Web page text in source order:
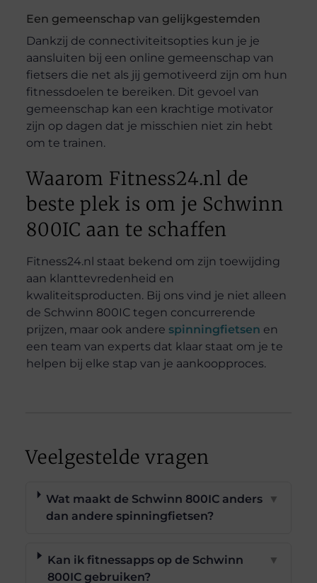
Een gemeenschap van gelijkgestemden
Dankzij de connectiviteitsopties kun je je
aansluiten bij een online gemeenschap van
fietsers die net als jij gemotiveerd zijn om hun
fitnessdoelen te bereiken. Dit gevoel van
gemeenschap kan een krachtige motivator
zijn op dagen dat je misschien niet zin hebt
om te trainen.
Waarom Fitness24.nl de
beste plek is om je Schwinn
800IC aan te schaffen
Fitness24.nl staat bekend om zijn toewijding
aan klanttevredenheid en
kwaliteitsproducten. Bij ons vind je niet alleen
de Schwinn 800IC tegen concurrerende
prijzen, maar ook andere spinningfietsen en
een team van experts dat klaar staat om je te
helpen bij elke stap van je aankoopproces.
Veelgestelde vragen
Wat maakt de Schwinn 800IC anders
dan andere spinningfietsen?
▼
Kan ik fitnessapps op de Schwinn
800IC gebruiken?
▼